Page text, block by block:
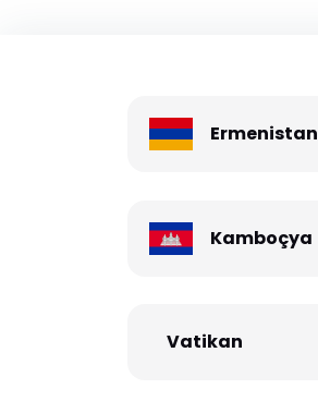
Ermenistan
Kamboçya
Vatikan